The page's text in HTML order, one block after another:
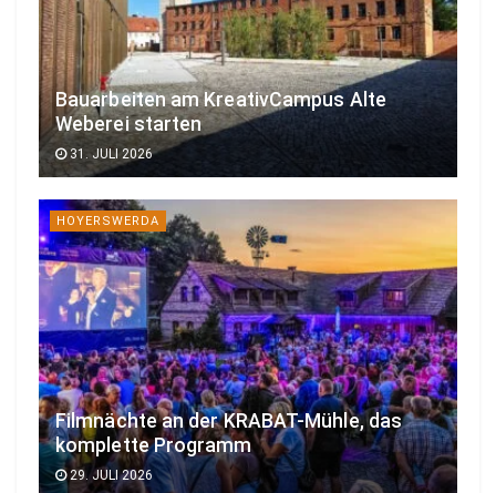
Bauarbeiten am KreativCampus Alte
Weberei starten
31. JULI 2026
HOYERSWERDA
Filmnächte an der KRABAT-Mühle, das
komplette Programm
29. JULI 2026